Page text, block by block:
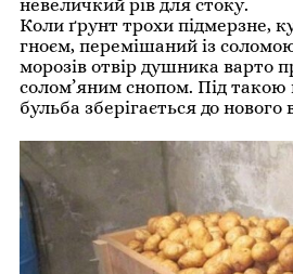
невеличкий рів для стоку.
Коли ґрунт трохи підмерзне,
гноєм, перемішаний із
морозів отвір душника варто
солом’яним снопом. Під
бульба зберігається до